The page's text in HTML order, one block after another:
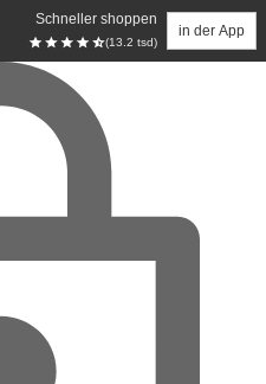
Schneller shoppen
(13.2 tsd)
in der App